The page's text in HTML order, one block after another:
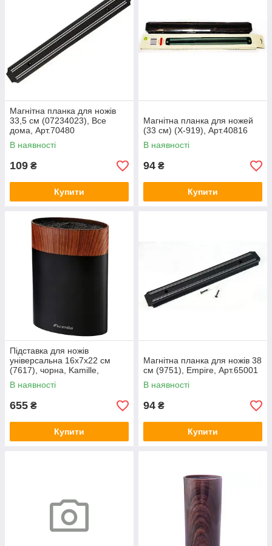
Магнітна планка для ножів
33,5 см (07234023), Все
дома, Арт.70480
В наявності
109 ₴
Купити
Магнітна планка для ножей
(33 см) (X-919), Арт.40816
В наявності
94 ₴
Купити
Підставка для ножів
універсальна 16х7х22 см
(7617), чорна, Kamille,
Арт.66555
В наявності
655 ₴
Купити
Магнітна планка для ножів 38
см (9751), Empire, Арт.65001
В наявності
94 ₴
Купити